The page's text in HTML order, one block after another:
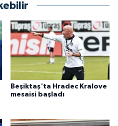
Beşiktaş'ta Hradec Kralove
mesaisi başladı